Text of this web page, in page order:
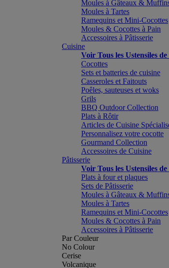
Moules à Gâteaux &
Moules à Tartes
Ramequins et Mini-Cocottes
Moules & Cocottes à Pain
Accessoires à Pâtisserie
Cuisine
Voir Tous les Ustensiles de
Cocottes
Sets et batteries de cuisine
Casseroles et Faitouts
Poêles, sauteuses et woks
Grils
BBQ Outdoor Collection
Plats à Rôtir
Articles de Cuisine
Personnalisez votre cocotte
Gourmand Collection
Accessoires de Cuisine
Pâtisserie
Voir Tous les Ustensiles de
Plats à four et plaques
Sets de Pâtisserie
Moules à Gâteaux &
Moules à Tartes
Ramequins et Mini-Cocottes
Moules & Cocottes à Pain
Accessoires à Pâtisserie
Par Couleur
No Colour
Cerise
Volcanique